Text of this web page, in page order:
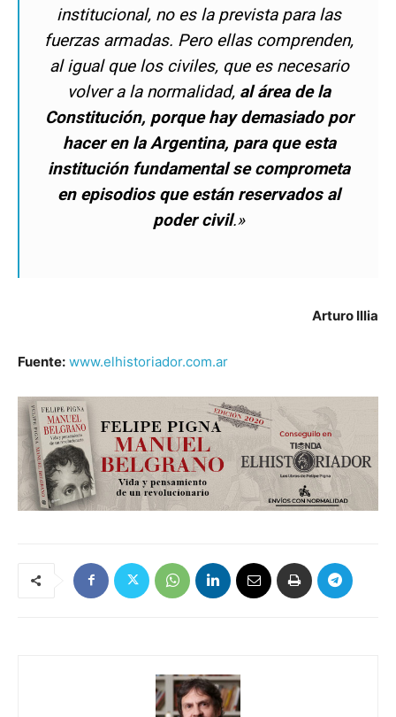
institucional, no es la prevista para las
fuerzas armadas. Pero ellas comprenden,
al igual que los civiles, que es necesario
volver a la normalidad, al área de la
Constitución, porque hay demasiado por
hacer en la Argentina, para que esta
institución fundamental se comprometa
en episodios que están reservados al
poder civil.»
Arturo Illia
Fuente: www.elhistoriador.com.ar